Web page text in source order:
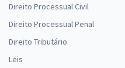
Direito Processual Civil
Direito Processual Penal
Direito Tributário
Leis